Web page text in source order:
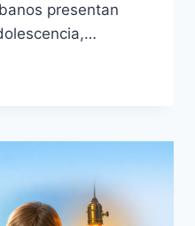
presentan